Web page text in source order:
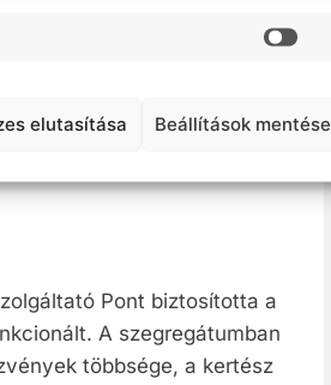
elutasítása Beállítások mentése
segítették a
és integrációs
beilleszkedését
és önfenntartás,
a foglalkoztatás
Pont biztosította a
A szegregátumban
többsége, a kertész